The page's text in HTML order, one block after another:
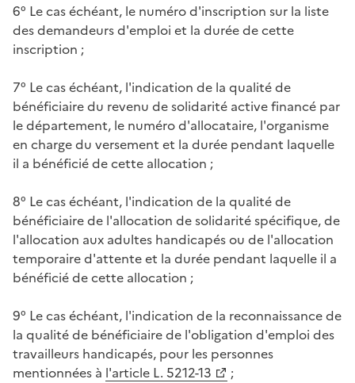
6° Le cas échéant, le numéro d'inscription sur la liste
des demandeurs d'emploi et la durée de cette
inscription ;
7° Le cas échéant, l'indication de la qualité de
bénéficiaire du revenu de solidarité active financé par
le département, le numéro d'allocataire, l'organisme
en charge du versement et la durée pendant laquelle
il a bénéficié de cette allocation ;
8° Le cas échéant, l'indication de la qualité de
bénéficiaire de l'allocation de solidarité spécifique, de
l'allocation aux adultes handicapés ou de l'allocation
temporaire d'attente et la durée pendant laquelle il a
bénéficié de cette allocation ;
9° Le cas échéant, l'indication de la reconnaissance de
la qualité de bénéficiaire de l'obligation d'emploi des
travailleurs handicapés, pour les personnes
mentionnées à l'article L. 5212-13
;